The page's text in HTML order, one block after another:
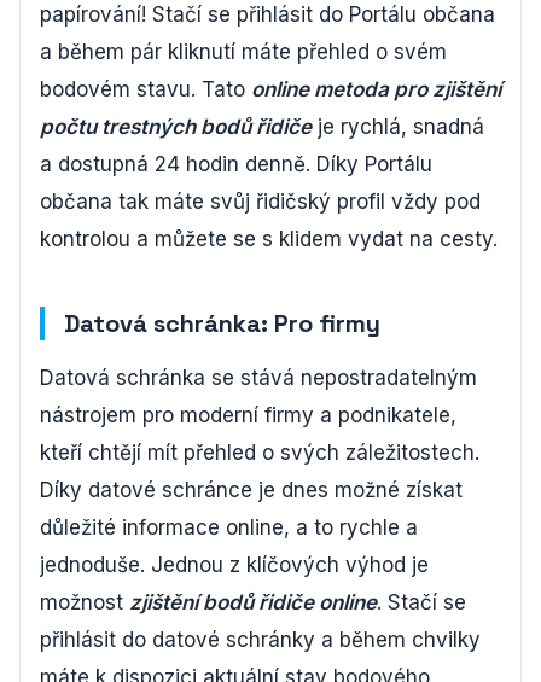
papírování! Stačí se přihlásit do Portálu občana
a během pár kliknutí máte přehled o svém
bodovém stavu. Tato online metoda pro zjištění
počtu trestných bodů řidičeje rychlá, snadná
a dostupná 24 hodin denně. Díky Portálu
občana tak máte svůj řidičský profil vždy pod
kontrolou a můžete se s klidem vydat na cesty.
Datová schránka: Pro firmy
Datová schránka se stává nepostradatelným
nástrojem pro moderní firmy a podnikatele,
kteří chtějí mít přehled o svých záležitostech.
Díky datové schránce je dnes možné získat
důležité informace online, a to rychle a
jednoduše. Jednou z klíčových výhod je
možnost zjištění bodů řidiče online. Stačí se
přihlásit do datové schránky a během chvilky
máte k dispozici aktuální stav bodového